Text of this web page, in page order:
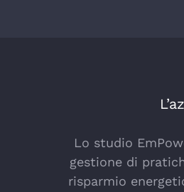
Lo studio
gestione di
risparmio